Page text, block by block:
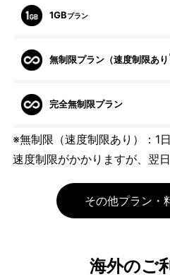
1GBプラン
無制限プラン（速度制限あり
完全無制限プラン
※無制限（速度制限あり）：1
速度制限がかかりますが、翌
その他プラン・
海外のご